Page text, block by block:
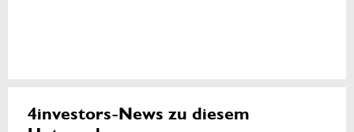
4investors-News zu diesem